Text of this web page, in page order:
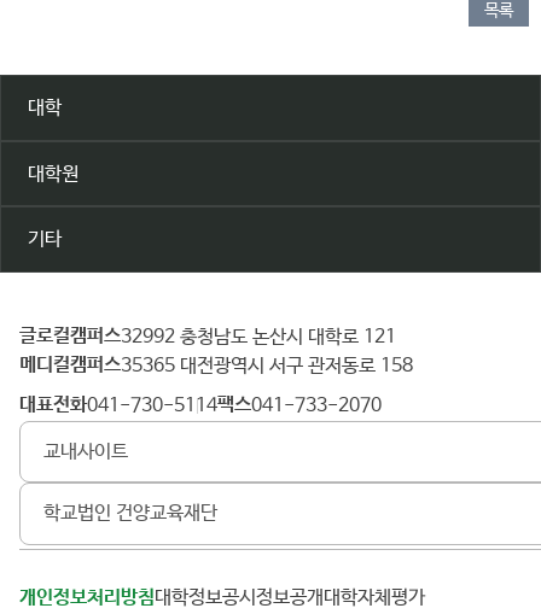
목록
대학
대학원
기타
건
양
대
학
글로컬캠퍼스 32992 충청남도 논산시 대학로 121
메디컬캠퍼스 35365 대전광역시 서구 관저동로 158
대표전화 041-730-5114 팩스 041-733-2070
교내사이트
학교법인 건양교육재단
개인정보처리방침 대학정보공시 정보공개 대학자체평가